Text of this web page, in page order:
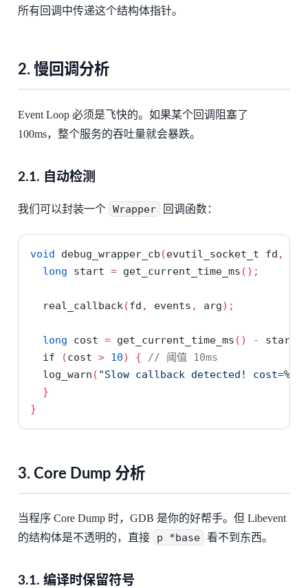
所有回调中传递这个结构体指针。
2. 慢回调分析
Event Loop 必须是飞快的。如果某个回调阻塞了
100ms，整个服务的吞吐量就会暴跌。
2.1. 自动检测
我们可以封装一个 Wrapper 回调函数：
void debug_wrapper_cb (evutil_socket_t fd ,
long start = get_current_time_ms ();
  real_callback
(fd , events , arg);
long cost = get_current_time_ms () - start
if
(cost > 10) {
// 阈值 10ms
  log_warn
( "Slow callback detected! cost=%ld
}
}
3. Core Dump 分析
当程序 Core Dump 时，GDB 是你的好帮手。但 Libevent
的结构体是不透明的，直接
p *base 看不到东西。
3.1. 编译时保留符号